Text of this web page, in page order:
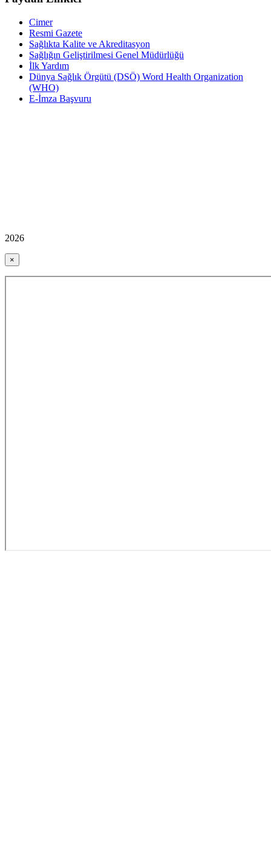
Cimer
Resmi Gazete
Sağlıkta Kalite ve Akreditasyon
Sağlığın Geliştirilmesi Genel Müdürlüğü
İlk Yardım
Dünya Sağlık Örgütü (DSÖ) Word Health Organization
(WHO)
E-İmza Başvuru
2026
×